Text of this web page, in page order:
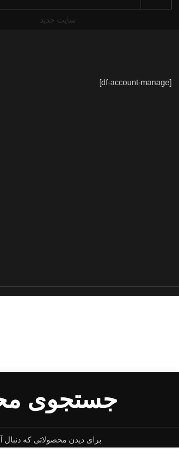
سایت جدید
[df-account-manage]
برای دیدن محصولاتی که دنبال